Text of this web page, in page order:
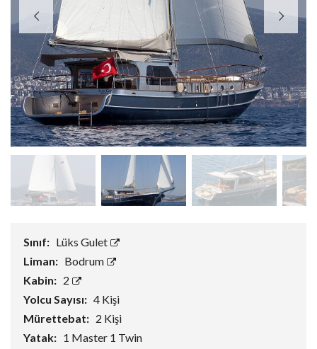
Sınıf: Lüks Gulet
Liman: Bodrum
Kabin: 2
Yolcu Sayısı: 4 Kişi
Mürettebat: 2 Kişi
Yatak: 1 Master 1 Twin